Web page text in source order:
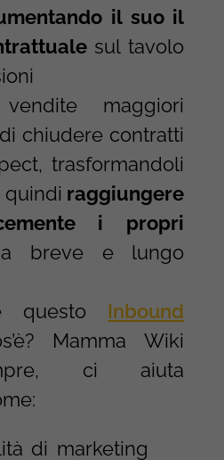
il suo il
sul tavolo
maggiori
chiudere contratti
trasformandoli
quindi raggiungere
i propri
breve e lungo
questo Inbound
Mamma Wiki
ci aiuta
di marketing